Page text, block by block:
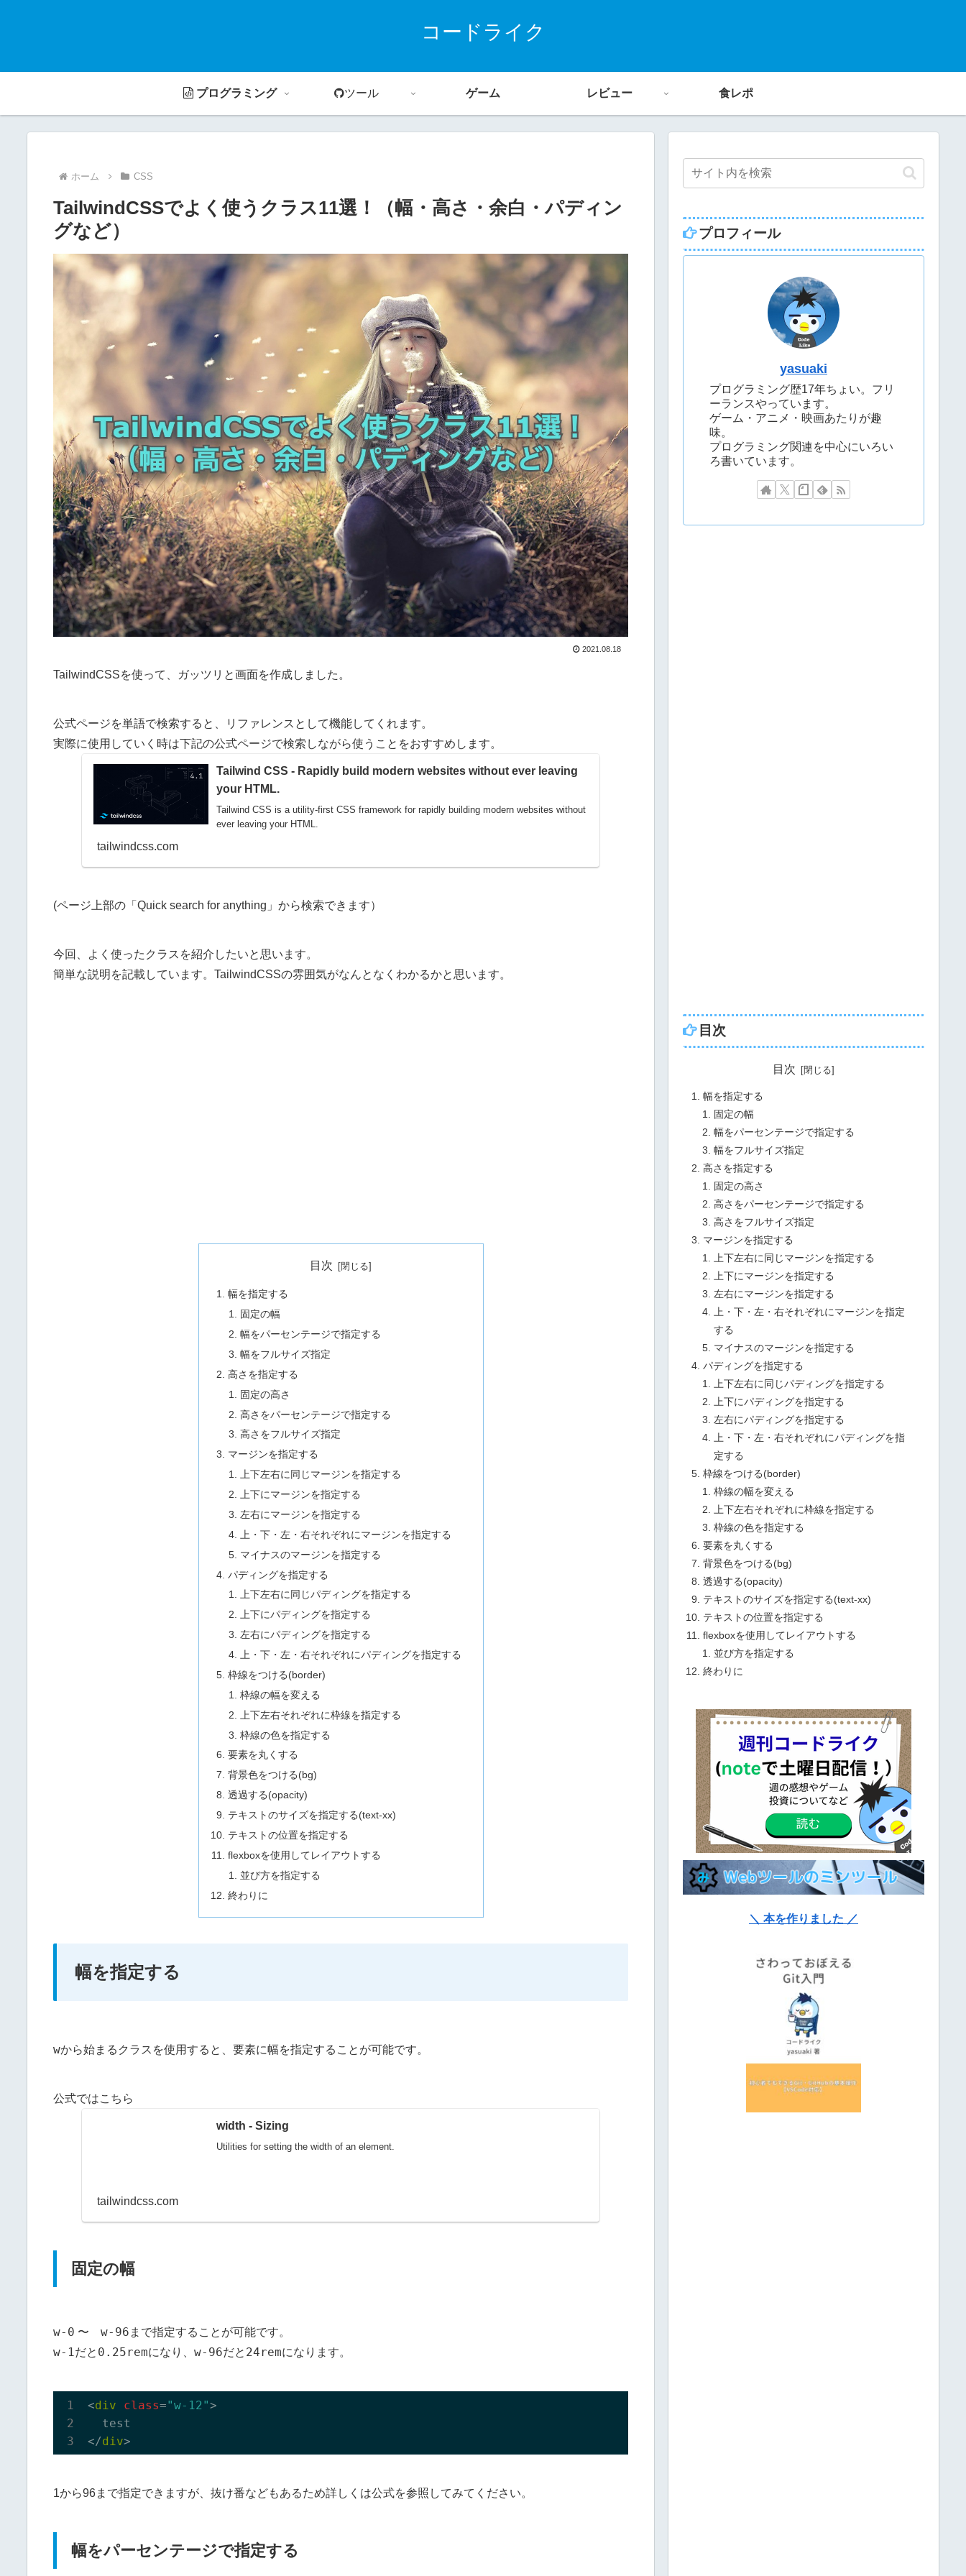
コードライク
プログラミング ツール ゲーム レビュー 食レポ
ホーム CSS
TailwindCSSでよく使うクラス11選！（幅・高さ・余白・パディン
グなど）
2021.08.18
TailwindCSSを使って、ガッツリと画面を作成しました。
公式ページを単語で検索すると、リファレンスとして機能してくれます。
実際に使用していく時は下記の公式ページで検索しながら使うことをおすすめします。
Tailwind CSS - Rapidly build modern websites without ever leaving
your HTML.
Tailwind CSS is a utility-first CSS framework for rapidly building modern websites without
ever leaving your HTML.
tailwindcss.com
(ページ上部の「Quick search for anything」から検索できます）
今回、よく使ったクラスを紹介したいと思います。
簡単な説明を記載しています。TailwindCSSの雰囲気がなんとなくわかるかと思います。
目次
幅を指定する
固定の幅
幅をパーセンテージで指定する
幅をフルサイズ指定
高さを指定する
固定の高さ
高さをパーセンテージで指定する
高さをフルサイズ指定
マージンを指定する
上下左右に同じマージンを指定する
上下にマージンを指定する
左右にマージンを指定する
上・下・左・右それぞれにマージンを指定する
マイナスのマージンを指定する
パディングを指定する
上下左右に同じパディングを指定する
上下にパディングを指定する
左右にパディングを指定する
上・下・左・右それぞれにパディングを指定する
枠線をつける(border)
枠線の幅を変える
上下左右それぞれに枠線を指定する
枠線の色を指定する
要素を丸くする
背景色をつける(bg)
透過する(opacity)
テキストのサイズを指定する(text-xx)
テキストの位置を指定する
flexboxを使用してレイアウトする
並び方を指定する
終わりに
幅を指定する
wから始まるクラスを使用すると、要素に幅を指定することが可能です。
公式ではこちら
width - Sizing
Utilities for setting the width of an element.
tailwindcss.com
固定の幅
w-0 〜 w-96 まで指定することが可能です。
w-1だと 0.25remになり、 w-96だと 24remになります。
<div class="w-12">
  test
</div
1から96まで指定できますが、抜け番などもあるため詳しくは公式を参照してみてください。
幅をパーセンテージで指定する
プロフィール
yasuaki
プログラミング歴17年ちょい。フリ
ーランスやっています。
ゲーム・アニメ・映画あたりが趣
味。
プログラミング関連を中心にいろい
ろ書いています。
目次
目次
幅を指定する
固定の幅
幅をパーセンテージで指定する
幅をフルサイズ指定
高さを指定する
固定の高さ
高さをパーセンテージで指定する
高さをフルサイズ指定
マージンを指定する
上下左右に同じマージンを指定する
上下にマージンを指定する
左右にマージンを指定する
上・下・左・右それぞれにマージンを指定
する
マイナスのマージンを指定する
パディングを指定する
上下左右に同じパディングを指定する
上下にパディングを指定する
左右にパディングを指定する
上・下・左・右それぞれにパディングを指
定する
枠線をつける(border)
枠線の幅を変える
上下左右それぞれに枠線を指定する
枠線の色を指定する
要素を丸くする
背景色をつける(bg)
透過する(opacity)
テキストのサイズを指定する(text-xx)
テキストの位置を指定する
flexboxを使用してレイアウトする
並び方を指定する
終わりに
＼ 本を作りました ／